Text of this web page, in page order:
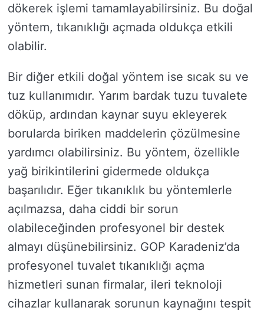
dökerek işlemi tamamlayabilirsiniz. Bu doğal
yöntem, tıkanıklığı açmada oldukça etkili
olabilir.
Bir diğer etkili doğal yöntem ise sıcak su ve
tuz kullanımıdır. Yarım bardak tuzu tuvalete
döküp, ardından kaynar suyu ekleyerek
borularda biriken maddelerin çözülmesine
yardımcı olabilirsiniz. Bu yöntem, özellikle
yağ birikintilerini gidermede oldukça
başarılıdır. Eğer tıkanıklık bu yöntemlerle
açılmazsa, daha ciddi bir sorun
olabileceğinden profesyonel bir destek
almayı düşünebilirsiniz. GOP Karadeniz’da
profesyonel tuvalet tıkanıklığı açma
hizmetleri sunan firmalar, ileri teknoloji
cihazlar kullanarak sorunun kaynağını tespit